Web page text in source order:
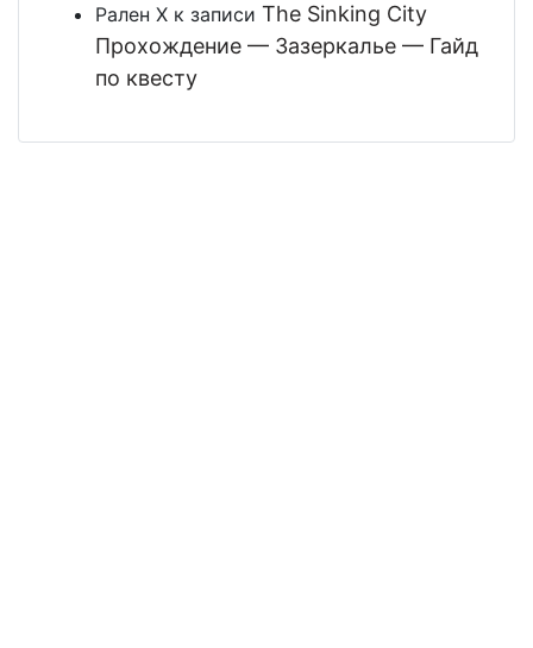
Рален Х к записи The Sinking City
Прохождение — Зазеркалье — Гайд
по квесту